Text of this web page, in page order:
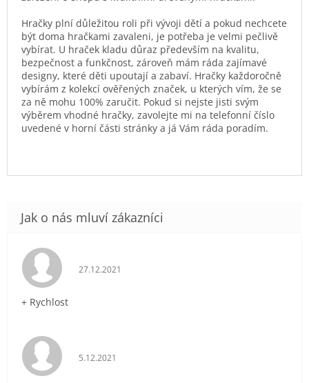
Hračky plní důležitou roli při vývoji dětí a pokud nechcete
být doma hračkami zavaleni, je potřeba je velmi pečlivě
vybírat. U hraček kladu důraz především na kvalitu,
bezpečnost a funkčnost, zároveň mám ráda zajímavé
designy, které děti upoutají a zabaví. Hračky každoročně
vybírám z kolekcí ověřených značek, u kterých vím, že se
za ně mohu 100% zaručit. Pokud si nejste jisti svým
výběrem vhodné hračky, zavolejte mi na telefonní číslo
uvedené v horní části stránky a já Vám ráda poradím.
Hodnocení obchodu je 5 z 5 hvězdiček.
27.12.2021
+ Rychlost
Hodnocení obchodu je 5 z 5 hvězdiček.
5.12.2021